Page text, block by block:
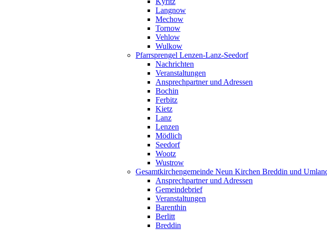
Langnow
Mechow
Tornow
Vehlow
Wulkow
Pfarrsprengel Lenzen-Lanz-Seedorf
Nachrichten
Veranstaltungen
Ansprechpartner und Adressen
Bochin
Ferbitz
Kietz
Lanz
Lenzen
Mödlich
Seedorf
Wootz
Wustrow
Gesamtkirchengemeinde Neun Kirchen Breddin und
Ansprechpartner und Adressen
Gemeindebrief
Veranstaltungen
Barenthin
Berlitt
Breddin